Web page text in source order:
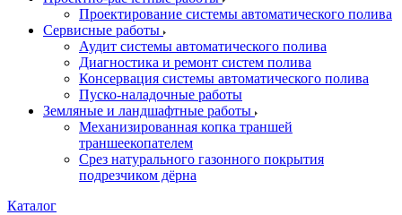
Проектирование системы автоматического полива
Сервисные работы
Аудит системы автоматического полива
Диагностика и ремонт систем полива
Консервация системы автоматического полива
Пуско-наладочные работы
Земляные и ландшафтные работы
Механизированная копка траншей
траншеекопателем
Срез натурального газонного покрытия
подрезчиком дёрна
Каталог